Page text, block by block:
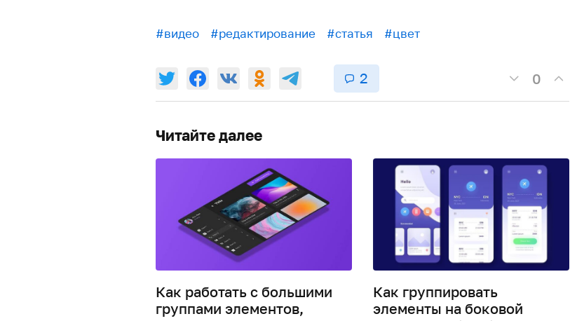
#видео #редактирование #статья #цвет
2 0
Читайте далее
Как работать с большими
группами элементов,
Как группировать
элементы на боковой